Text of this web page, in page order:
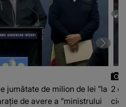
jumătate de milion de lei ”la
de avere a ”ministrului
2